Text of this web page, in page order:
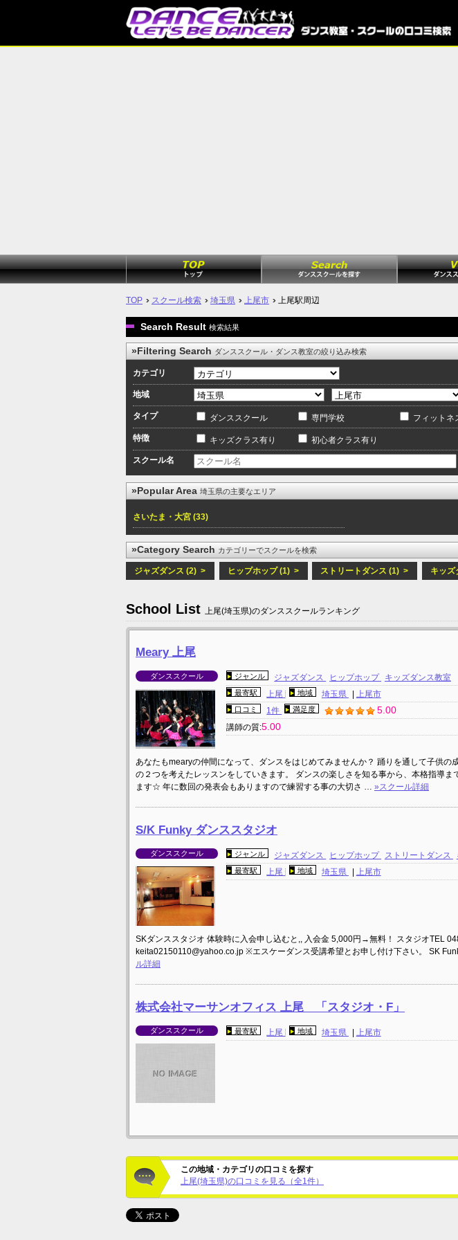
TOP スクール検索 埼玉県 上尾市 上尾駅周辺
Search Result 検索結果
»Filtering Search ダンススクール・ダンス教室の絞り込み検索
カテゴリ
地域
タイプ ダンススクール 専門学校 フィットネ
特徴 キッズクラス有り 初心者クラス有り
スクール名
»Popular Area 埼玉県の主要なエリア
さいたま・大宮 (33)
»Category Search カテゴリーでスクールを検索
ジャズダンス (2) > ヒップホップ (1) > ストリートダンス (1) > キッ
School List 上尾(埼玉県)のダンススクールランキング
Meary 上尾
ダンススクール ジャンル ジャズダンス ヒップホップ キッズダンス教室
最寄駅 上尾 地域 埼玉県 上尾市
口コミ 1件 満足度 5.00
講師の質:5.00
あなたもmearyの仲間になって、ダンスをはじめてみませんか？ 踊りを通して子供の
の２つを考えたレッスンをしていきます。 ダンスの楽しさを知る事から、本格指導ま
ます☆ 年に数回の発表会もありますので練習する事の大切さ … »スクール詳細
S/K Funky ダンススタジオ
ダンススクール ジャンル ジャズダンス ヒップホップ ストリートダンス
最寄駅 上尾 地域 埼玉県 | 上尾市
SKダンススタジオ 体験時に入会申し込むと,, 入会金 5,000円→無料！ スタジオTEL
keita02150110@yahoo.co.jp ※エスケーダンス受講希望とお申し付け下さい。 SK
ル詳細
株式会社マーサンオフィス 上尾 「スタジオ・F」
ダンススクール 最寄駅 上尾 地域 埼玉県 上尾市
この地域・カテゴリの口コミを探す
上尾(埼玉県)の口コミを見る（全1件）